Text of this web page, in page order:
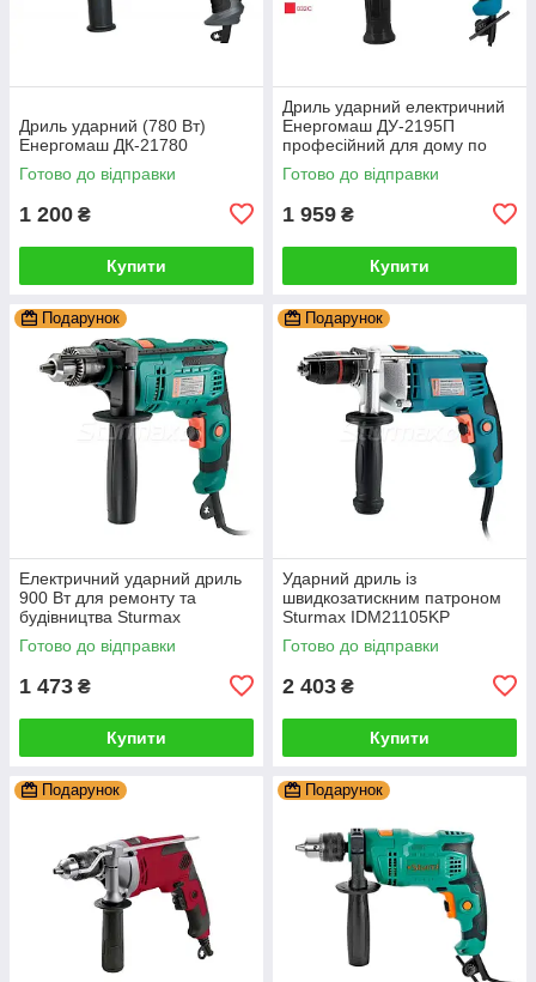
Дриль ударний (780 Вт)
Енергомаш ДК-21780
Готово до відправки
1 200 ₴
Купити
Дриль ударний електричний
Енергомаш ДУ-2195П
професійний для дому по
бетону
Готово до відправки
1 959 ₴
Купити
Подарунок
Електричний ударний дриль
900 Вт для ремонту та
будівництва Sturmax
IDM2190
Готово до відправки
1 473 ₴
Купити
Подарунок
Ударний дриль із
швидкозатискним патроном
Sturmax IDM21105KP
Готово до відправки
2 403 ₴
Купити
Подарунок Подарунок